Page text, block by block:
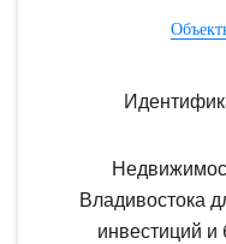
Владивостока
инвестиций и